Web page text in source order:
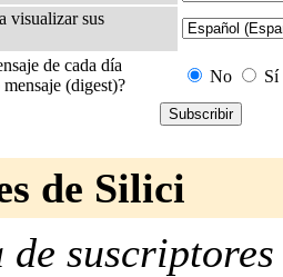
visualizar sus
de cada día
(digest)?
No Sí
de Silici